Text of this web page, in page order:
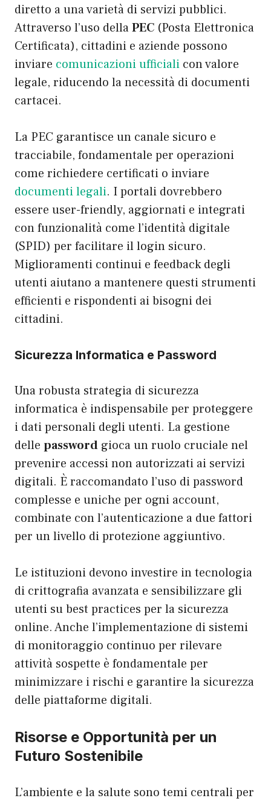
diretto a una varietà di servizi pubblici.
Attraverso l’uso dellaPEC (Posta Elettronica
Certificata), cittadini e aziende possono
inviare comunicazioni ufficiali con valore
legale, riducendo la necessità di documenti
cartacei.
La PEC garantisce un canale sicuro e
tracciabile, fondamentale per operazioni
come richiedere certificati o inviare
documenti legali. I portali dovrebbero
essere user-friendly, aggiornati e integrati
con funzionalità come l’identità digitale
(SPID) per facilitare il login sicuro.
Miglioramenti continui e feedback degli
utenti aiutano a mantenere questi strumenti
efficienti e rispondenti ai bisogni dei
cittadini.
Sicurezza Informatica e Password
Una robusta strategia di sicurezza
informatica è indispensabile per proteggere
i dati personali degli utenti. La gestione
delle password gioca un ruolo cruciale nel
prevenire accessi non autorizzati ai servizi
digitali. È raccomandato l’uso di password
complesse e uniche per ogni account,
combinate con l’autenticazione a due fattori
per un livello di protezione aggiuntivo.
Le istituzioni devono investire in tecnologia
di crittografia avanzata e sensibilizzare gli
utenti su best practices per la sicurezza
online. Anche l’implementazione di sistemi
di monitoraggio continuo per rilevare
attività sospette è fondamentale per
minimizzare i rischi e garantire la sicurezza
delle piattaforme digitali.
Risorse e Opportunità per un
Futuro Sostenibile
L’ambiente e la salute sono temi centrali per